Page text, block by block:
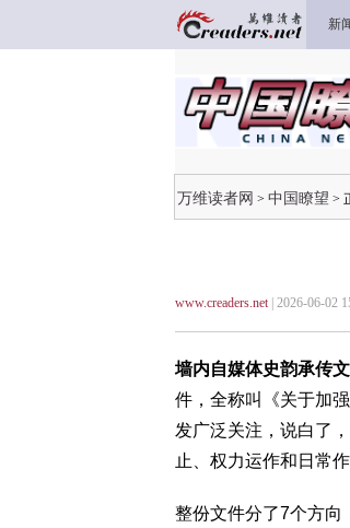
新
万维读者网 > 中国瞭望 >
www.creaders.net| 2026-06-02
墙内自媒体史韵承传文
件，全称叫《关于加
发广泛关注，说白了
止、权力运作和日常作
整份文件分了7个方向